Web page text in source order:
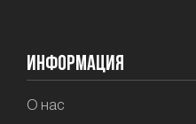
Информация
О нас